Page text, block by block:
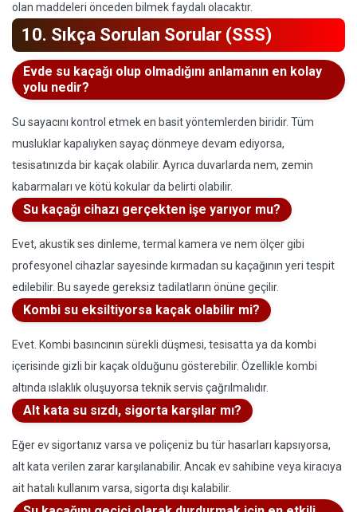
olan maddeleri önceden bilmek faydalı olacaktır.
10. Sıkça Sorulan Sorular (SSS)
Evde su kaçağı olup olmadığını anlamanın en kolay
yolu nedir?
Su sayacını kontrol etmek en basit yöntemlerden biridir. Tüm
musluklar kapalıyken sayaç dönmeye devam ediyorsa,
tesisatınızda bir kaçak olabilir. Ayrıca duvarlarda nem, zemin
kabarmaları ve kötü kokular da belirti olabilir.
Su kaçağı cihazı gerçekten işe yarıyor mu?
Evet, akustik ses dinleme, termal kamera ve nem ölçer gibi
profesyonel cihazlar sayesinde kırmadan su kaçağının yeri tespit
edilebilir. Bu sayede gereksiz tadilatların önüne geçilir.
Kombi su eksiltiyorsa kaçak olabilir mi?
Evet. Kombi basıncının sürekli düşmesi, tesisatta ya da kombi
içerisinde gizli bir kaçak olduğunu gösterebilir. Özellikle kombi
altında ıslaklık oluşuyorsa teknik servis çağrılmalıdır.
Alt kata su sızdı, sigorta karşılar mı?
Eğer ev sigortanız varsa ve poliçeniz bu tür hasarları kapsıyorsa,
alt kata verilen zarar karşılanabilir. Ancak ev sahibine veya kiracıya
ait hatalı kullanım varsa, sigorta dışı kalabilir.